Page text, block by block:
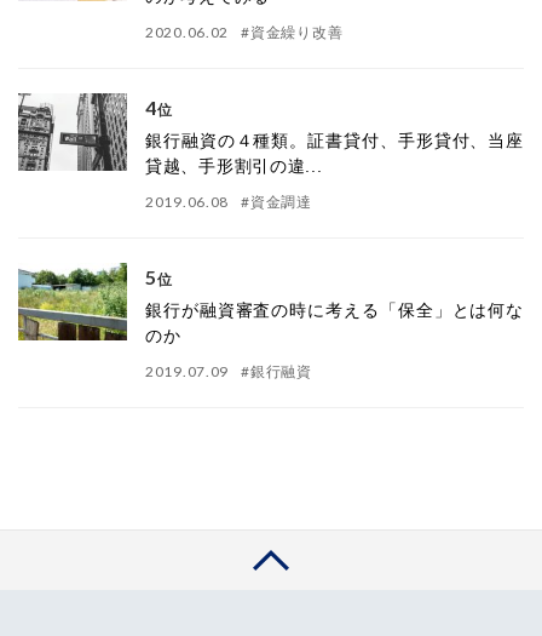
2020.06.02 #資金繰り改善
4位
銀行融資の４種類。証書貸付、手形貸付、当座
貸越、手形割引の違...
2019.06.08 #資金調達
5位
銀行が融資審査の時に考える「保全」とは何な
のか
2019.07.09 #銀行融資